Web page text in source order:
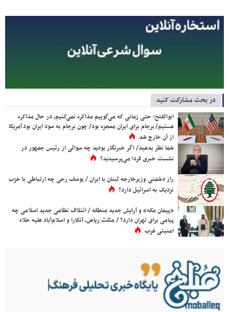
در بحث مشارکت کنید
ابوالفتح: حتی زمانی که می‌گوییم مذاکره نمی‌کنیم، در حال مذاکره
هستیم/ برجام برای ایران معجزه بود/ چون برجام به سود ایران بود آمریکا
از آن خارج شد
شما نظر بدهید/ اگر خبرنگار بودید چه سوالی از رئیس جمهور در
نشست خبری فردا می‌پرسیدید؟
راز دشمنی وزیرخارجه لبنان با ایران / یوسف رجی چه ارتباطی با حزب
نزدیک به اسرائیل دارد؟
«پیمان مکه» و آرایش جدید منطقه / ائتلاف نظامی جدید اسلامی چه
پیامی برای تهران دارد؟ / مثلث ریاض، آنکارا و اسلام‌آباد علیه خلاء
امنیتی غرب